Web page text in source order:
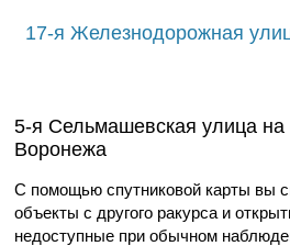
17-я Железнодорожная
5-я Сельмашевская улица на
Воронежа
С помощью спутниковой карты вы
объекты с другого ракурса и
недоступные при обычном